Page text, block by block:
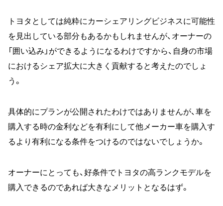
トヨタとしては純粋にカーシェアリングビジネスに可能性
を見出している部分もあるかもしれませんが、オーナーの
「囲い込み」ができるようになるわけですから、自身の市場
におけるシェア拡大に大きく貢献すると考えたのでしょ
う。
具体的にプランが公開されたわけではありませんが、車を
購入する時の金利などを有利にして他メーカー車を購入す
るより有利になる条件をつけるのではないでしょうか。
オーナーにとっても、好条件でトヨタの高ランクモデルを
購入できるのであれば大きなメリットとなるはず。